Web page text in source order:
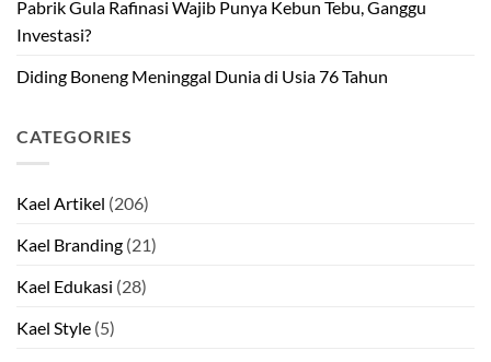
Pabrik Gula Rafinasi Wajib Punya Kebun Tebu, Ganggu
Investasi?
Diding Boneng Meninggal Dunia di Usia 76 Tahun
CATEGORIES
Kael Artikel (206)
Kael Branding (21)
Kael Edukasi (28)
Kael Style (5)